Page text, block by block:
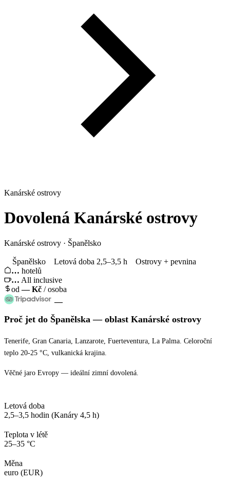
Kanárské ostrovy
Dovolená Kanárské ostrovy
Kanárské ostrovy · Španělsko
Španělsko Letová doba 2,5–3,5 h
Ostrovy + pevnina
… hotelů
… All inclusive
od—Kč / osoba
—
Proč jet do Španělska — oblast Kanárské ostrovy
Tenerife, Gran Canaria, Lanzarote, Fuerteventura, La Palma. Celoroční
teplo 20-25 °C, vulkanická krajina.
Věčné jaro Evropy — ideální zimní dovolená.
Letová doba
2,5–3,5 hodin (Kanáry 4,5 h)
Teplota v létě
25–35 °C
Měna
euro (EUR)